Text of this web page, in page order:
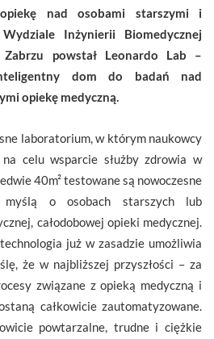
nad osobami starszymi i
Inżynierii Biomedycznej
powstał Leonardo Lab –
dom do badań nad
opiekę medyczną.
laboratorium, w którym naukowcy
celu wsparcie służby zdrowia w
40m² testowane są nowoczesne
o osobach starszych lub
całodobowej opieki medycznej.
już w zasadzie umożliwia
że w najbliższej przyszłości – za
związane z opieką medyczną i
całkowicie zautomatyzowane.
powtarzalne, trudne i ciężkie